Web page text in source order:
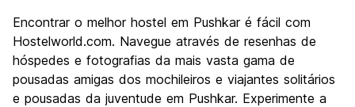
Cultura
9.0
Festas / vida noturna
Custo-beneficio
8.9
Encontrar o melhor hostel em Pushkar é fácil com
Hostelworld.com. Navegue através de resenhas de
hóspedes e fotografias da mais vasta gama de
pousadas amigas dos mochileiros e viajantes solitários
e pousadas da juventude em Pushkar. Experimente a